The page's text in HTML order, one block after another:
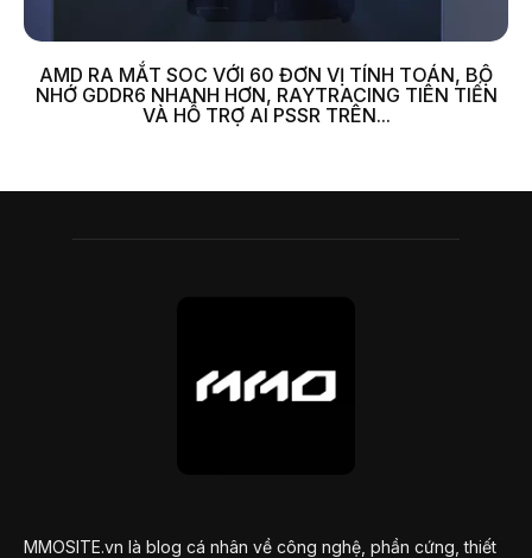
AMD RA MẮT SOC VỚI 60 ĐƠN VỊ TÍNH TOÁN, BỘ
NHỚ GDDR6 NHANH HƠN, RAYTRACING TIÊN TIẾN
VÀ HỖ TRỢ AI PSSR TRÊN...
MMOSITE.vn là blog cá nhân về công nghệ, phần cứng, thiết